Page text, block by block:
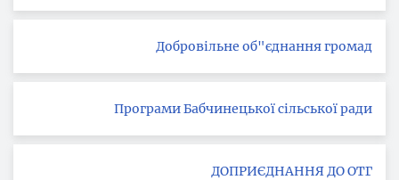
Добровільне об"єднання громад
Програми Бабчинецької сільської ради
ДОПРИЄДНАННЯ ДО ОТГ